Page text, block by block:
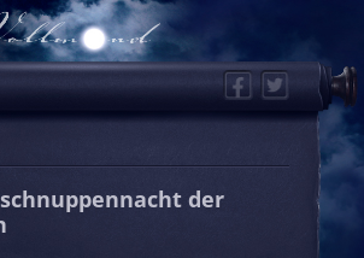
FacebookTwitter
Karten
der